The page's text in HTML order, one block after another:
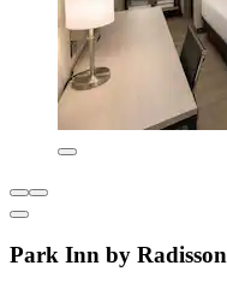
Park Inn by